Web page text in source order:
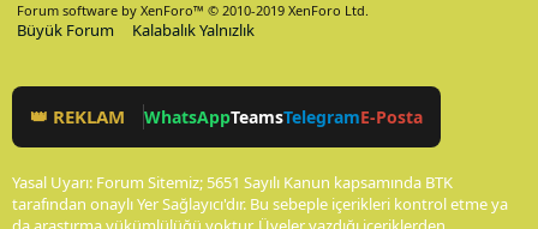
Forum software by XenForo™ © 2010-2019 XenForo Ltd.
Büyük Forum Kalabalık Yalnızlık
👑 REKLAM WhatsAppTeamsTelegramE-Posta
Yasal Uyarı: Forum Sitemiz; 5651 Sayılı Kanun kapsamında BTK
tarafından onaylı Yer Sağlayıcı'dır. Bu sebeple içerikleri kontrol etme ya